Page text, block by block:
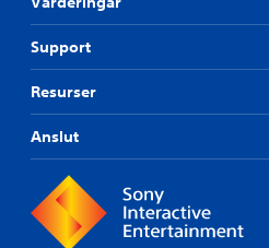
Support
Resurser
Anslut